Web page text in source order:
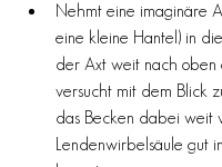
Nehmt eine imaginäre
eine kleine Hantel) in
der Axt weit nach oben
versucht mit dem Blick
das Becken dabei weit
Lendenwirbelsäule gut